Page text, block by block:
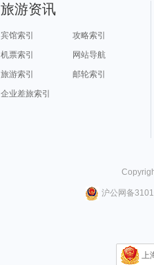
旅游资讯
宾馆索引
攻略索引
机票索引
网站导航
旅游索引
邮轮索引
企业差旅索引
沪公网备
上